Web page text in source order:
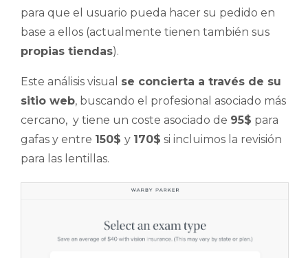
para que el usuario pueda hacer su pedido en
base a ellos (actualmente tienen también sus
propias tiendas).
Este análisis visual se concierta a través de su
sitio web, buscando el profesional asociado más
cercano, y tiene un coste asociado de 95$ para
gafas y entre 150$ y 170$ si incluimos la revisión
para las lentillas.